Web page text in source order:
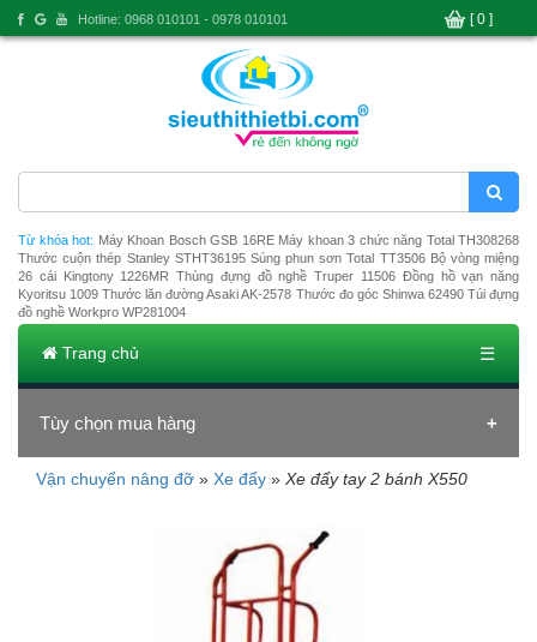
Từ khóa hot: Máy Khoan Bosch GSB 16RE Máy khoan 3 chức năng Total TH308268
Thước cuộn thép Stanley STHT36195 Súng phun sơn Total TT3506 Bộ vòng miệng
26 cái Kingtony 1226MR Thùng đựng đồ nghề Truper 11506 Đồng hồ vạn năng
Kyoritsu 1009 Thước lăn đường Asaki AK-2578 Thước đo góc Shinwa 62490 Túi đựng
đồ nghề Workpro WP281004
Trang chủ ☰
Tùy chọn mua hàng
Đang tải dữ liệu
Vận chuyển nâng đỡ » Xe đẩy » Xe đẩy tay 2 bánh X550
Hotline: 0968 010101 - 0978 010101 [ 0 ]